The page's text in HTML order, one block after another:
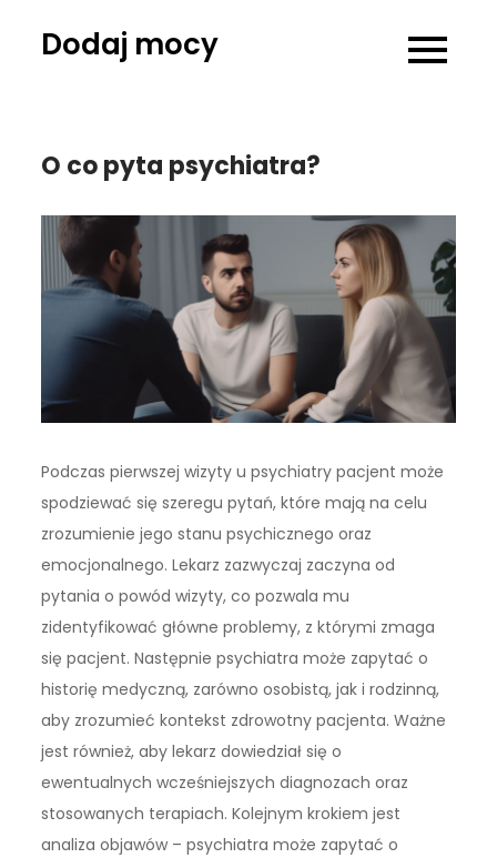
Dodaj mocy
O co pyta psychiatra?
Podczas pierwszej wizyty u psychiatry pacjent może
spodziewać się szeregu pytań, które mają na celu
zrozumienie jego stanu psychicznego oraz
emocjonalnego. Lekarz zazwyczaj zaczyna od
pytania o powód wizyty, co pozwala mu
zidentyfikować główne problemy, z którymi zmaga
się pacjent. Następnie psychiatra może zapytać o
historię medyczną, zarówno osobistą, jak i rodzinną,
aby zrozumieć kontekst zdrowotny pacjenta. Ważne
jest również, aby lekarz dowiedział się o
ewentualnych wcześniejszych diagnozach oraz
stosowanych terapiach. Kolejnym krokiem jest
analiza objawów – psychiatra może zapytać o